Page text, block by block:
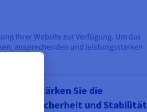
Ihrer Website zur Verfügung. Um das
ansprechenden und leistungsstarken
Stärken Sie die
Sicherheit und Stabilität